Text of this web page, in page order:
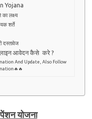
Yojana
लक्ष्य
शर्ते
दस्तावेज
आवेदन कैसे करे ?
And Update, Also Follow
योजना